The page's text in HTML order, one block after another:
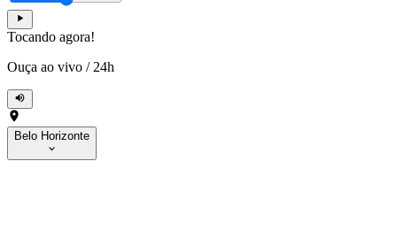
Tocando agora!
Ouça ao vivo / 24h
Belo Horizonte